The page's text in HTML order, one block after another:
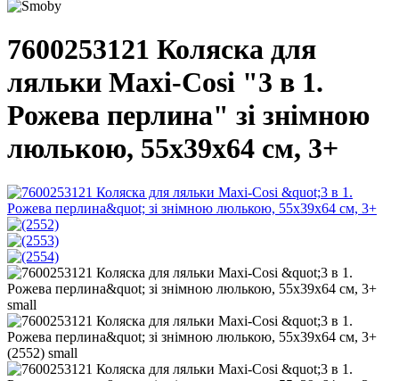
7600253121 Коляска для
ляльки Maxi-Cosi "3 в 1.
Рожева перлина" зі знімною
люлькою, 55x39x64 см, 3+